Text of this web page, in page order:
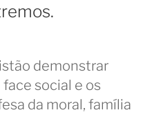
demonstrar
social e os
da moral, família